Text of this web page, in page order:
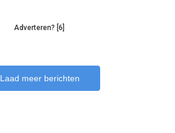
Adverteren? [6]
Laad meer berichten